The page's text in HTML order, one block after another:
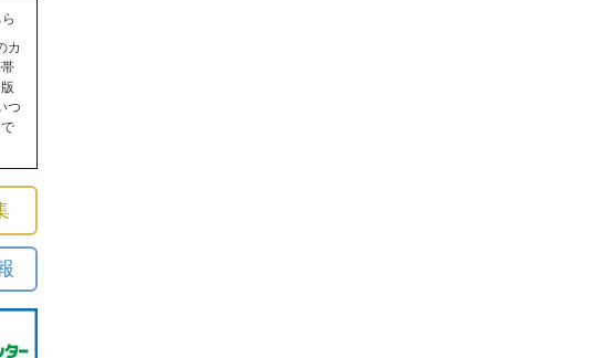
カ
つ